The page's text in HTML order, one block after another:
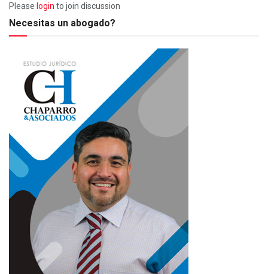
Please login to join discussion
Necesitas un abogado?